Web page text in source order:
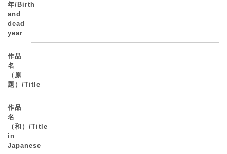
年/Birth
and
dead
year
作品
名
（原
題）/Title
作品
名
（和）/Title
in
Japanese